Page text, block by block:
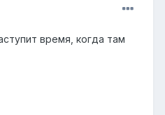
время, когда там